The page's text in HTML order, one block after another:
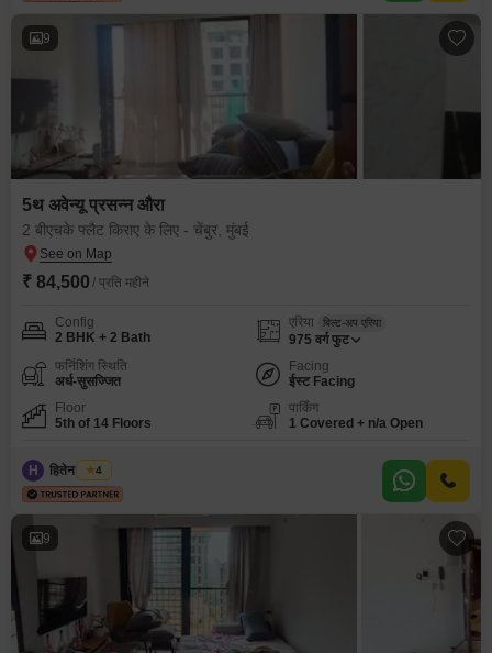
9
5थ अवेन्यू प्रसन्न औरा
2 बीएचके फ्लैट किराए के लिए - चेंबुर, मुंबई
₹ 84,500 / प्रति महीने
Config
2 BHK + 2 Bath
एरिया बिल्ट-अप एरिया
975 वर्ग फुट
फर्निशिंग स्थिति
अर्ध-सुसज्जित
Facing
ईस्ट Facing
Floor
5th of 14 Floors
पार्किंग
1 Covered + n/a Open
H हितेन हरयाणी
4
9